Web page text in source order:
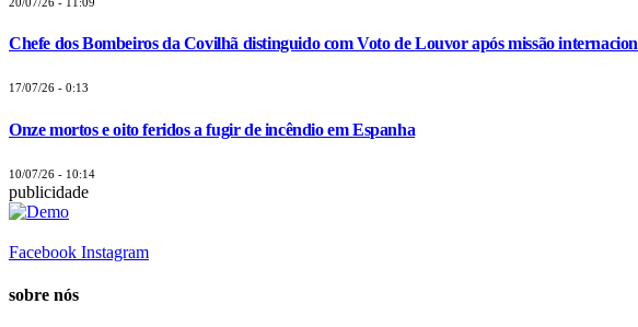
Chefe dos Bombeiros da Covilhã distinguido com Voto de Louvor após missão
17/07/26 - 0:13
Onze mortos e oito feridos a fugir de incêndio em Espanha
10/07/26 - 10:14
publicidade
Facebook Instagram
sobre nós